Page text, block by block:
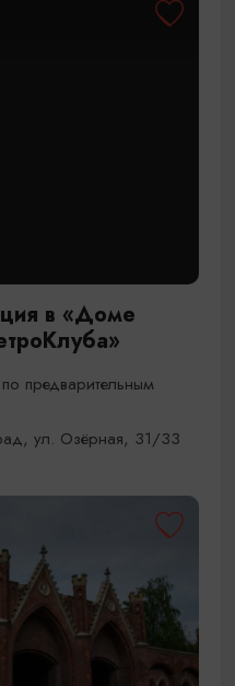
в «Доме
предварительным
ул. Озёрная, 31/33